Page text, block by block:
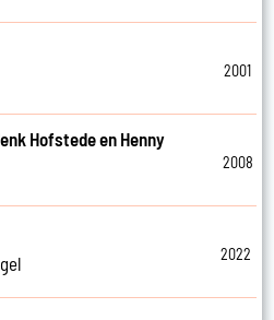
2001
Hofstede en Henny
2008
2022